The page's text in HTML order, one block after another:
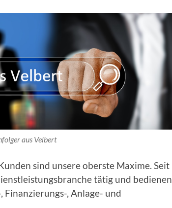
aus Velbert
sind unsere oberste Maxime. Seit
tätig und bedienen
Finanzierungs-, Anlage- und